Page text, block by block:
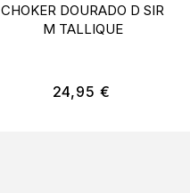
CHOKER DOURADO D SIR
M TALLIQUE
24,95 €